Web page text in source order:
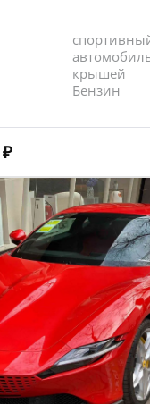
крышей
Бензин
₽